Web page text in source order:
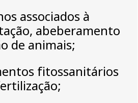
associados à
abeberamento
de animais;
fitossanitários